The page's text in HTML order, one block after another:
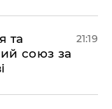
та
союз за
21:19